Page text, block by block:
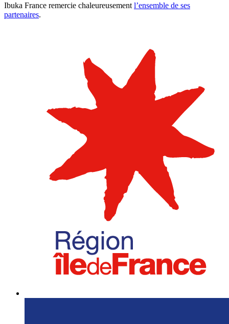
Ibuka France remercie chaleureusement l’ensemble de ses
partenaires.